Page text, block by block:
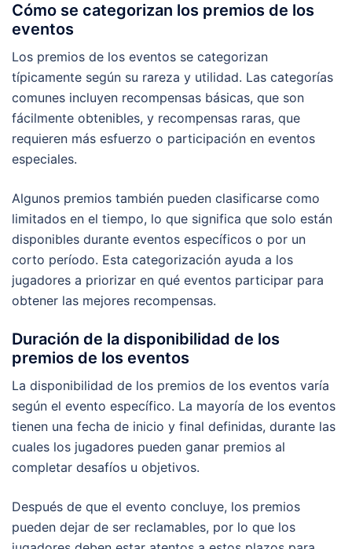
Cómo se categorizan los premios de los
eventos
Los premios de los eventos se categorizan
típicamente según su rareza y utilidad. Las categorías
comunes incluyen recompensas básicas, que son
fácilmente obtenibles, y recompensas raras, que
requieren más esfuerzo o participación en eventos
especiales.
Algunos premios también pueden clasificarse como
limitados en el tiempo, lo que significa que solo están
disponibles durante eventos específicos o por un
corto período. Esta categorización ayuda a los
jugadores a priorizar en qué eventos participar para
obtener las mejores recompensas.
Duración de la disponibilidad de los
premios de los eventos
La disponibilidad de los premios de los eventos varía
según el evento específico. La mayoría de los eventos
tienen una fecha de inicio y final definidas, durante las
cuales los jugadores pueden ganar premios al
completar desafíos u objetivos.
Después de que el evento concluye, los premios
pueden dejar de ser reclamables, por lo que los